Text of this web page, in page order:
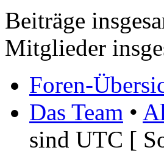
Beiträge
Mitglieder
Foren-
Das Team •
sind UTC [